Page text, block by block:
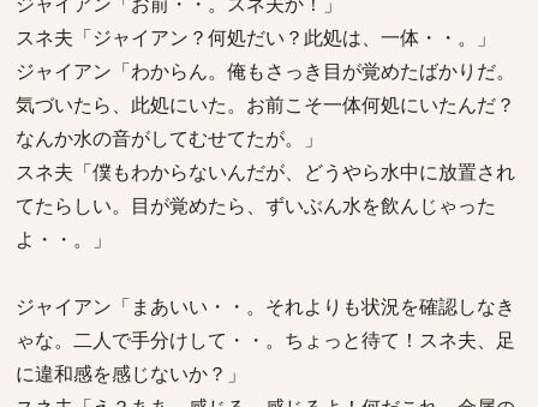
スネ夫「ジャイアン？何処だい？此処は、一体・・。」
ジャイアン「わからん。俺もさっき目が覚めたばかりだ。
気づいたら、此処にいた。お前こそ一体何処にいたんだ？
なんか水の音がしてむせてたが。」
スネ夫「僕もわからないんだが、どうやら水中に放置され
てたらしい。目が覚めたら、ずいぶん水を飲んじゃった
よ・・。」
ジャイアン「まあいい・・。それよりも状況を確認しなき
ゃな。二人で手分けして・・。ちょっと待て！スネ夫、足
に違和感を感じないか？」